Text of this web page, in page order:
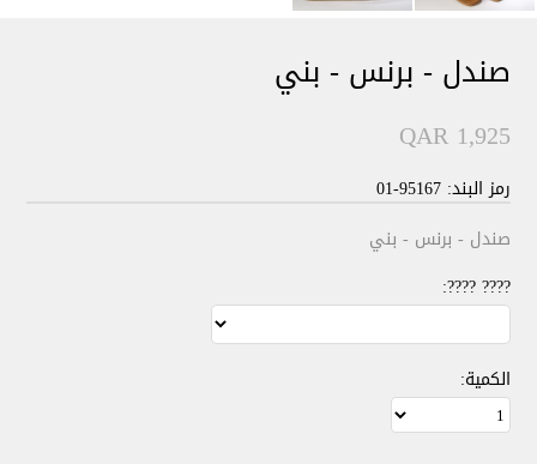
صندل - برنس - بني
QAR 1,925
رمز البند: 95167-01
صندل - برنس - بني
???? ????:
الكمية: